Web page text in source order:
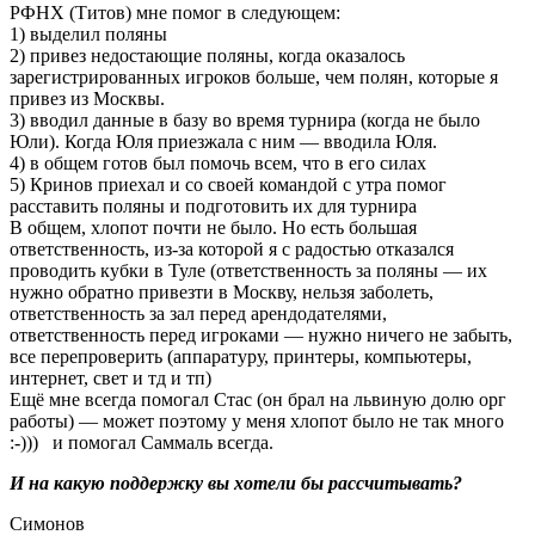
РФНХ (Титов) мне помог в следующем:
1) выделил поляны
2) привез недостающие поляны, когда оказалось
зарегистрированных игроков больше, чем полян, которые я
привез из Москвы.
3) вводил данные в базу во время турнира (когда не было
Юли). Когда Юля приезжала с ним — вводила Юля.
4) в общем готов был помочь всем, что в его силах
5) Кринов приехал и со своей командой с утра помог
расставить поляны и подготовить их для турнира
В общем, хлопот почти не было. Но есть большая
ответственность, из-за которой я с радостью отказался
проводить кубки в Туле (ответственность за поляны — их
нужно обратно привезти в Москву, нельзя заболеть,
ответственность за зал перед арендодателями,
ответственность перед игроками — нужно ничего не забыть,
все перепроверить (аппаратуру, принтеры, компьютеры,
интернет, свет и тд и тп)
Ещё мне всегда помогал Стас (он брал на львиную долю орг
работы) — может поэтому у меня хлопот было не так много
:-))) и помогал Саммаль всегда.
И на какую поддержку вы хотели бы рассчитывать?
Симонов